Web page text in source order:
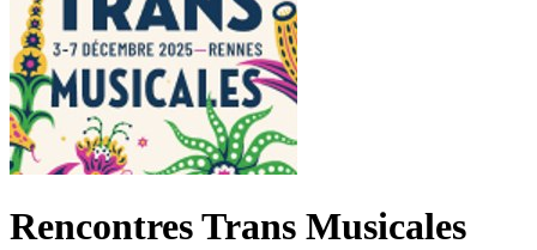
Rencontres Trans Musicales